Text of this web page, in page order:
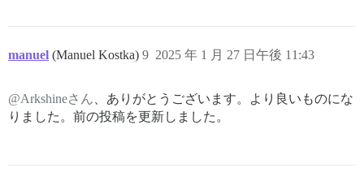
manuel (Manuel Kostka) 2025 年 1 月 27 日午後 11:43
9
@Arkshineさん 、ありがとうございます。より良いものにな
りました。前の投稿を更新しました。